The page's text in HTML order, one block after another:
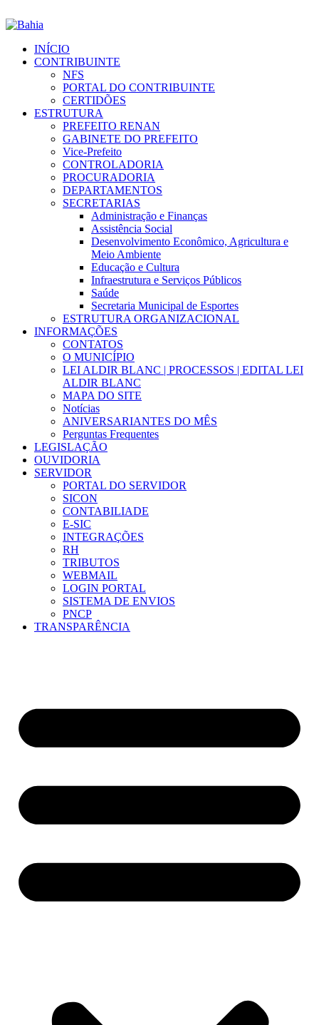
INÍCIO
CONTRIBUINTE
NFS
PORTAL DO CONTRIBUINTE
CERTIDÕES
ESTRUTURA
PREFEITO RENAN
GABINETE DO PREFEITO
Vice-Prefeito
CONTROLADORIA
PROCURADORIA
DEPARTAMENTOS
SECRETARIAS
Administração e Finanças
Assistência Social
Desenvolvimento Econômico, Agricultura e
Meio Ambiente
Educação e Cultura
Infraestrutura e Serviços Públicos
Saúde
Secretaria Municipal de Esportes
ESTRUTURA ORGANIZACIONAL
INFORMAÇÕES
CONTATOS
O MUNICÍPIO
LEI ALDIR BLANC | PROCESSOS | EDITAL LEI
ALDIR BLANC
MAPA DO SITE
Notícias
ANIVERSARIANTES DO MÊS
Perguntas Frequentes
LEGISLAÇÃO
OUVIDORIA
SERVIDOR
PORTAL DO SERVIDOR
SICON
CONTABILIADE
E-SIC
INTEGRAÇÕES
RH
TRIBUTOS
WEBMAIL
LOGIN PORTAL
SISTEMA DE ENVIOS
PNCP
TRANSPARÊNCIA